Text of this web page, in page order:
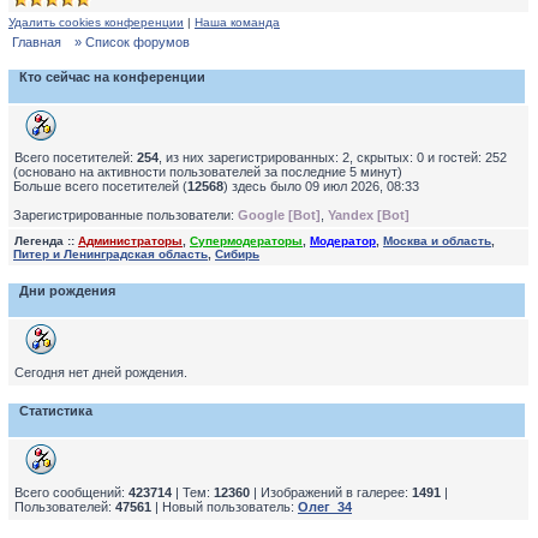
Удалить cookies конференции | Наша команда
Главная » Список форумов
Кто сейчас на конференции
Всего посетителей: 254 , из них зарегистрированных: 2, скрытых: 0 и гостей: 252
(основано на активности пользователей за последние 5 минут)
Больше всего посетителей (12568) здесь было 09 июл 2026, 08:33
Зарегистрированные пользователи: Google [Bot] Yandex [Bot]
Легенда :: Администраторы Супермодераторы Модератор Москва и область
Питер и Ленинградская область Сибирь
Дни рождения
Сегодня нет дней рождения.
Статистика
Всего сообщений: 423714 | Тем: 12360 | Изображений в галерее: 1491 |
Пользователей: 47561 | Новый пользователь: Олег_34